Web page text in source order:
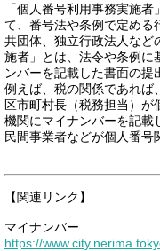
「個人番号利用事務実施
て、番号法や条例で定める
共団体、独立行政法人など
施者」とは、法令や条例に
ンバーを記載した書面の提
例えば、税の関係であれば
区市町村長（税務担当）
機関にマイナンバーを記載
民間事業者などが個人番号
【関連リンク】
マイナンバー
https://